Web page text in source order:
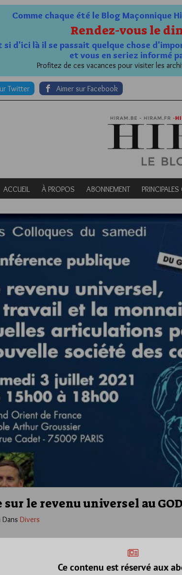
Comme chaque été le Blog Maçonnique
Rendez-vous le
si d'ici là il se passait quelque chose
et vous en seriez informé
Profitez de ces vacances pour visiter les
Twitter Aimer sur Facebook
ACCUEIL À PROPOS ABONNEMENT
sur le revenu universel au
Dans Divers
Ce contenu est réservé aux